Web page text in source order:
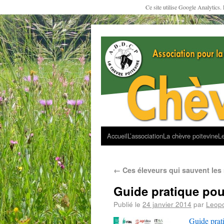
Ce site utilise Google Analytics.
AccueilL’associationLa chèvre poitevine
← Ces éleveurs qui sauvent les
Guide pratique
Publié le 24 janvier 2014 par
Guide